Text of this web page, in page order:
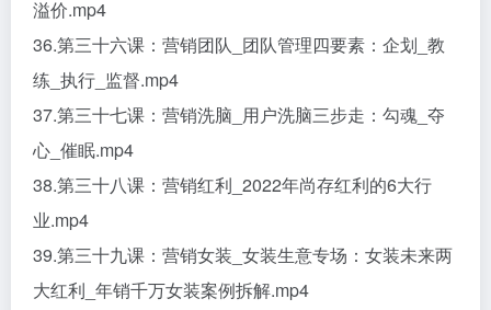
溢价.mp4
36.第三十六课：营销团队_团队管理四要素：企划_教
练_执行_监督.mp4
37.第三十七课：营销洗脑_用户洗脑三步走：勾魂_夺
心_催眠.mp4
38.第三十八课：营销红利_2022年尚存红利的6大行
业.mp4
39.第三十九课：营销女装_女装生意专场：女装未来两
大红利_年销千万女装案例拆解.mp4